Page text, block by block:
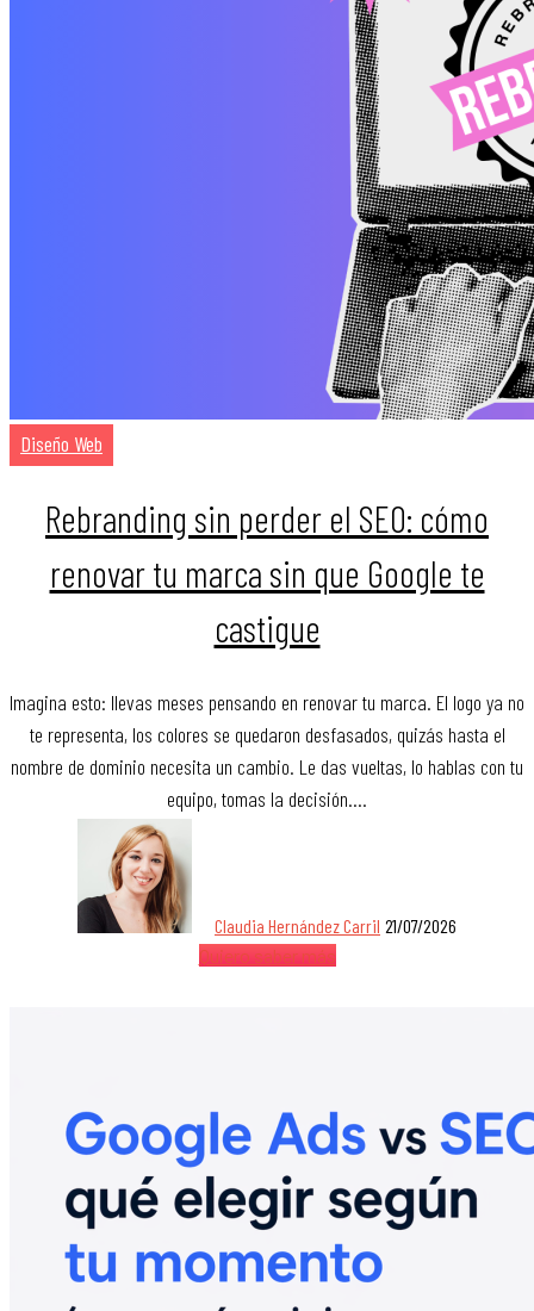
Diseño Web
Rebranding sin perder el SEO: cómo
renovar tu marca sin que Google te
castigue
Imagina esto: llevas meses pensando en renovar tu marca. El logo ya no
te representa, los colores se quedaron desfasados, quizás hasta el
nombre de dominio necesita un cambio. Le das vueltas, lo hablas con tu
equipo, tomas la decisión.…
Claudia Hernández Carril 21/07/2026
Quiero saber más